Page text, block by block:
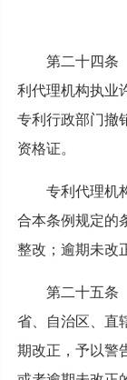
第二十四条
利代理机构执业
专利行政部门撤
资格证。
专利代理机构
合本条例规定的
整改；逾期未改
第二十五条
省、自治区、直
期改正，予以警